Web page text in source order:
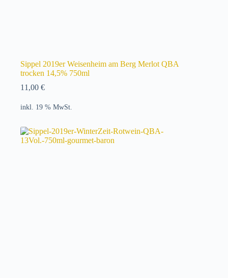
Sippel 2019er Weisenheim am Berg Merlot QBA
trocken 14,5% 750ml
11,00 €
inkl. 19 % MwSt.